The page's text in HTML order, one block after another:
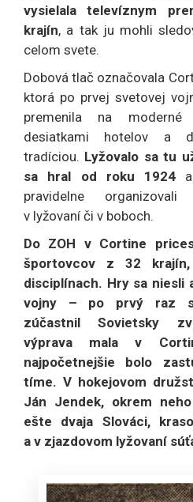
vysielala televíznym
krajín, a tak ju mohli
celom svete.
Dobová tlač označovala
ktorá po prvej svetovej
premenila na
desiatkami hotelov a
tradíciou. Lyžovalo sa tu
sa hral od roku 1924
pravidelne
v lyžovaní či v boboch.
Do ZOH v Cortine
športovcov z 32
disciplínach. Hry sa niesli
vojny – po prvý raz
zúčastnil Sovietsky
výprava mala v
najpočetnejšie bolo
tíme. V hokejovom
Ján Jendek, okrem
ešte dvaja Slováci,
a v zjazdovom lyžovaní